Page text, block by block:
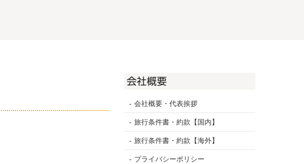
会社概要
会社概要・代表挨拶
旅行条件書・約款【国内】
旅行条件書・約款【海外】
プライバシーポリシー